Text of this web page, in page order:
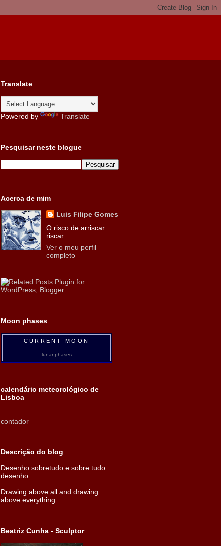
Translate
Powered by Translate
Pesquisar neste blogue
Acerca de mim
Luis Filipe Gomes
O risco de arriscar
riscar.
Ver o meu perfil
completo
Moon phases
CURRENT MOON
lunar phases
calendário meteorológico de
Lisboa
contador
Descrição do blog
Desenho sobretudo e sobre tudo
desenho
Drawing above all and drawing
above everything
Beatriz Cunha - Sculptor